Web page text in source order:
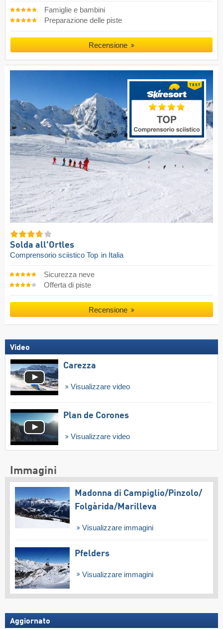
Famiglie e bambini
Preparazione delle piste
Recensione
Solda all'Ortles
Comprensorio sciistico Top in Italia
Sicurezza neve
Offerta di piste
Recensione
Video
Carezza
Visualizzare video
Plan de Corones
Visualizzare video
Immagini
Madonna di Campiglio/​Pinzolo/​
Folgàrida/​Marilleva
Visualizzare immagini
Pfelders
Visualizzare immagini
Aggiornato